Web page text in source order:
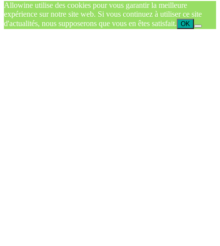
Allowine utilise des cookies pour vous garantir la meilleure
expérience sur notre site web. Si vous continuez à utiliser ce site
d'actualités, nous supposerons que vous en êtes satisfait. OK